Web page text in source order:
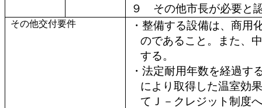
９ その他市長が必要と
その他交付要件
・整備する設備は、商用
のであること。また、
する。
・法定耐用年数を経過す
により取得した温室効
てＪ－クレジット制度